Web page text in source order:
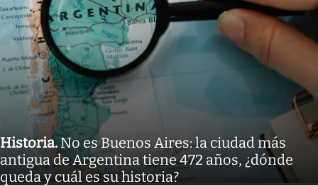
Historia. No es Buenos Aires: la ciudad más
antigua de Argentina tiene 472 años, ¿dónde
queda y cuál es su historia?